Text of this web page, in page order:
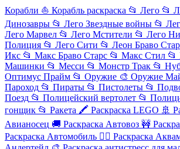
Корабли ⛵ Корабль раскраска 📂 Лего 📂
Динозавры 📂 Лего Звездные войны 📂
Лего Марвел 📂 Лего Мстители 📂 Лего
Полиция 📂 Лего Сити 📂 Леон Браво
Икс 📂 Макс Браво Старс 📂 Макс Стил 📂
Машинки 📂 Месси 📂 Монстр Трак 📂
Оптимус Прайм 📂 Оружие 🎨 Оружие
Пароход 📂 Пираты 📂 Пистолеты 📂
Поезд 📂 Полицейский вертолет 📂
гонщик 📂 Ракета 🖍️ Раскраска LEGO 🚢
Авианосец 🚚 Раскраска Автовоз 🚧
Раскраска Автомобиль 🦸‍♂️ Раскраска